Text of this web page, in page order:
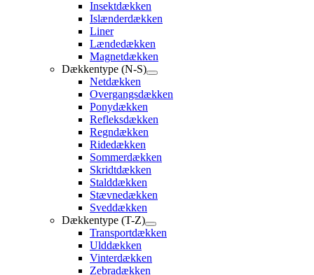
Insektdækken
Islænderdækken
Liner
Lændedækken
Magnetdækken
Dækkentype (N-S)
Netdækken
Overgangsdækken
Ponydækken
Refleksdækken
Regndækken
Ridedækken
Sommerdækken
Skridtdækken
Stalddækken
Stævnedækken
Sveddækken
Dækkentype (T-Z)
Transportdækken
Ulddækken
Vinterdækken
Zebradækken